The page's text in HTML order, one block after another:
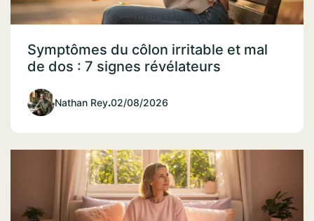
Symptômes du côlon irritable et mal
de dos : 7 signes révélateurs
Nathan Rey.02/08/2026